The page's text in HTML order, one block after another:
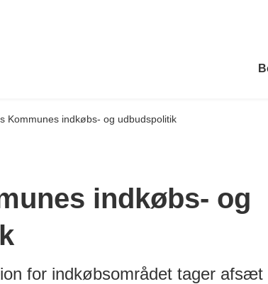
Kommunes indkøbs- og udbudspolitik
indkøbs- og
for indkøbsområdet tager afsæt